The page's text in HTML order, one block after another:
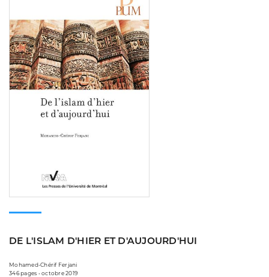
DE L'ISLAM D'HIER ET D'AUJOURD'HUI
Mohamed-Chérif Ferjani
346 pages • octobre 2019